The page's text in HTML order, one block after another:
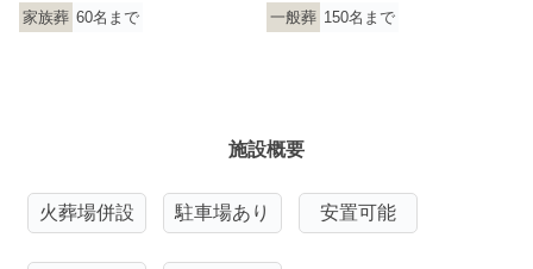
家族葬 60名まで 一般葬 150名まで
施設概要
火葬場併設 駐車場あり 安置可能